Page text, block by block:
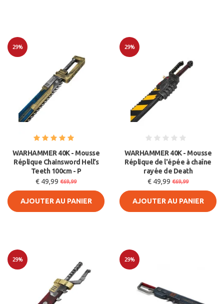
29%
WARHAMMER 40K - Mousse
Réplique Chainsword Hell’s
Teeth 100cm - P
€ 49,99 €69,99
AJOUTER AU PANIER
29%
WARHAMMER 40K - Mousse
Réplique de l'épée à chaîne
rayée de Death
€ 49,99 €69,99
AJOUTER AU PANIER
29% 29%